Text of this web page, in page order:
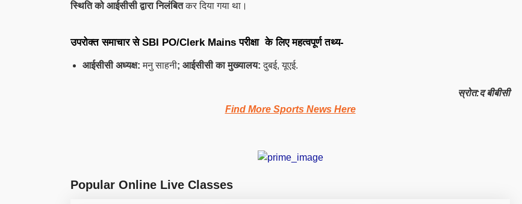
स्थिति को आईसीसी द्वारा निलंबितकर दिया गया था।
उपरोक्त समाचार से SBI PO/Clerk Mains परीक्षा के लिए महत्वपूर्ण तथ्य-
आईसीसी अध्यक्ष:मनु साहनी; आईसीसी का मुख्यालय:दुबई, यूएई.
स्रोत:द बीबीसी
Find More Sports News Here
Popular Online Live Classes